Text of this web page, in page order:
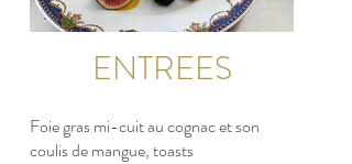
ENTREES
Foie gras mi-cuit au cognac et son
coulis de mangue, toasts